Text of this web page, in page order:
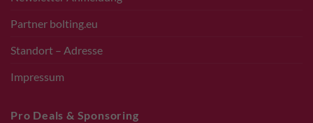
Partner bolting.eu
Standort – Adresse
Impressum
Pro Deals & Sponsoring